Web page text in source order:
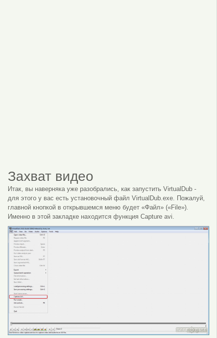
Захват видео
Итак, вы наверняка уже разобрались, как запустить VirtualDub -
для этого у вас есть установочный файл VirtualDub.exe. Пожалуй,
главной кнопкой в открывшемся меню будет «Файл» («File»).
Именно в этой закладке находится функция Capture avi.